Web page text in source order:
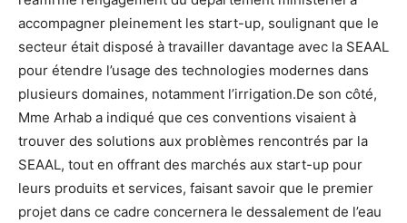
accompagner pleinement les start-up, soulignant que le
secteur était disposé à travailler davantage avec la SEAAL
pour étendre l’usage des technologies modernes dans
plusieurs domaines, notamment l’irrigation.De son côté,
Mme Arhab a indiqué que ces conventions visaient à
trouver des solutions aux problèmes rencontrés par la
SEAAL, tout en offrant des marchés aux start-up pour
leurs produits et services, faisant savoir que le premier
projet dans ce cadre concernera le dessalement de l’eau